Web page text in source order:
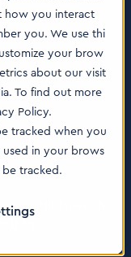
how you interact
you. We use thi
your brow
about our visit
To find out more
Policy.
tracked when you
used in your brows
tracked.
www.till-lauer.ch